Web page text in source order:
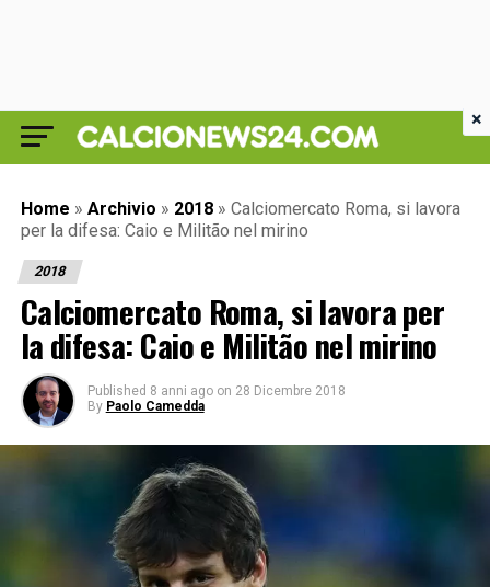
Home » Archivio » 2018 » Calciomercato Roma, si lavora
per la difesa: Caio e Militão nel mirino
2018
Calciomercato Roma, si lavora per
la difesa: Caio e Militão nel mirino
Published 8 anni ago on 28 Dicembre 2018
By Paolo Camedda
×